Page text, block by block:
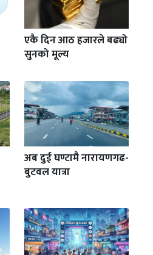
एकै दिन आठ हजारले बढ्यो
सुनको मूल्य
अब दुई घण्टामै नारायणगढ-
बुटवल यात्रा